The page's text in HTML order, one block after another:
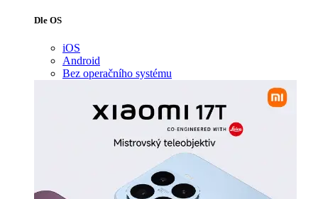
Dle OS
iOS
Android
Bez operačního systému